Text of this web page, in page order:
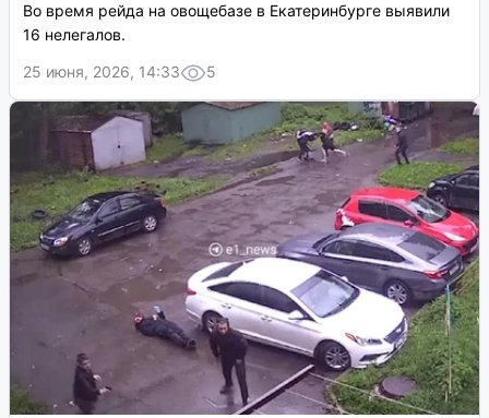
Во время рейда на овощебазе в Екатеринбурге выявили
16 нелегалов.
25 июня, 2026, 14:33
5